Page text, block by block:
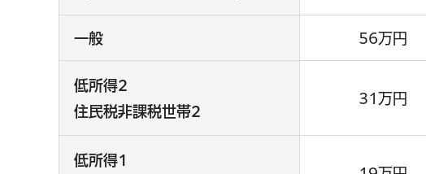
一般 56万円
低所得2
住民税非課税世帯2
31万円
低所得1